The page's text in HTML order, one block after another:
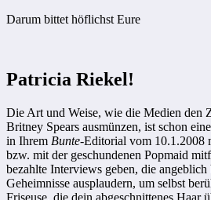
Darum bittet höflichst Eure
Patricia Riekel!
Die Art und Weise, wie die ­Medien den
Britney Spears ausmünzen, ist schon
in Ihrem Bunte-Editorial vom 10.1.2008
bzw. mit der geschundenen Popmaid
bezahlte Interviews geben, die angeblich
Geheimnisse ausplaudern, um selbst
Friseuse, die dein abgeschnittenes Haar